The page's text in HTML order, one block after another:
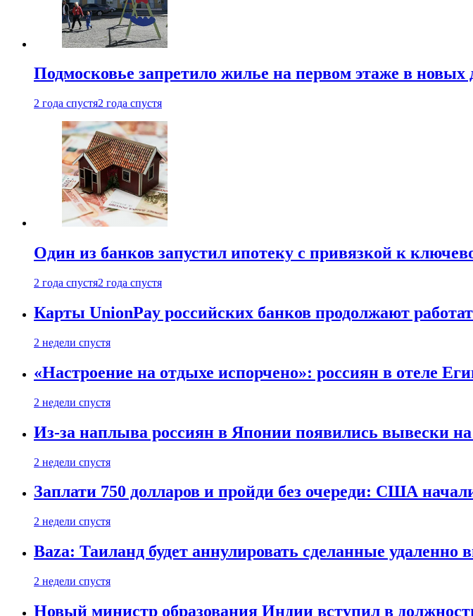
Подмосковье запретило жилье на первом этаже в новых
2 года спустя2 года спустя
Один из банков запустил ипотеку с привязкой к
2 года спустя2 года спустя
Карты UnionPay российских банков продолжают
2 недели спустя
«Настроение на отдыхе испорчено»: россиян в отеле
2 недели спустя
Из-за наплыва россиян в Японии появились вывески
2 недели спустя
Заплати 750 долларов и пройди без очереди: США
2 недели спустя
Baza: Таиланд будет аннулировать сделанные удаленно
2 недели спустя
Новый министр образования Индии вступил в